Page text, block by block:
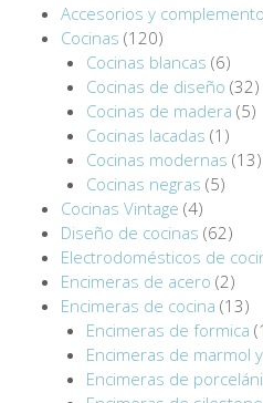
Accesorios y
Cocinas (120)
Cocinas blancas (6)
Cocinas de diseño (32)
Cocinas de madera (5)
Cocinas lacadas (1)
Cocinas modernas (13)
Cocinas negras (5)
Cocinas Vintage (4)
Diseño de cocinas (62)
Electrodomésticos de
Encimeras de acero (2)
Encimeras de cocina (13)
Encimeras de formica
Encimeras de marmol
Encimeras de